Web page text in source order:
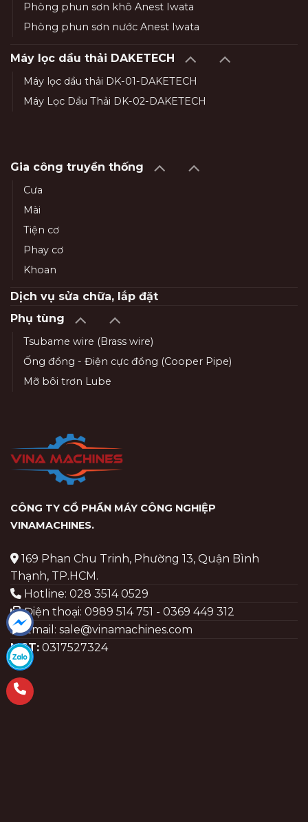
Phòng phun sơn khô Anest Iwata
Phòng phun sơn nước Anest Iwata
Máy lọc dầu thải DAKETECH
Máy lọc dầu thải DK-01-DAKETECH
Máy Lọc Dầu Thải DK-02-DAKETECH
Gia công truyền thống
Cưa
Mài
Tiện cơ
Phay cơ
Khoan
Dịch vụ sửa chữa, lắp đặt
Phụ tùng
Tsubame wire (Brass wire)
Ống đồng - Điện cực đồng (Cooper Pipe)
Mỡ bôi trơn Lube
CÔNG TY CỔ PHẦN MÁY CÔNG NGHIỆP
VINAMACHINES.
169 Phan Chu Trinh, Phường 13, Quận Bình
Thạnh, TP.HCM.
Hotline: 028 3514 0529
Điện thoại: 0989 514 751 - 0369 449 312
Email: sale@vinamachines.com
MST: 0317527324